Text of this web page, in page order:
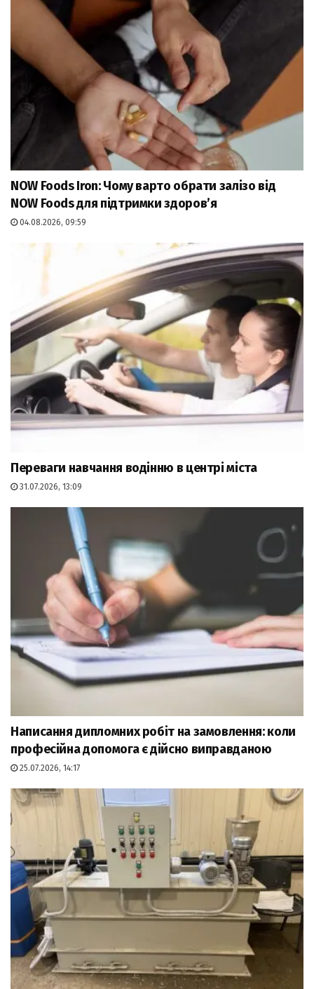
NOW Foods Iron: Чому варто обрати залізо від
NOW Foods для підтримки здоров’я
04.08.2026, 09:59
Переваги навчання водінню в центрі міста
31.07.2026, 13:09
Написання дипломних робіт на замовлення: коли
професійна допомога є дійсно виправданою
25.07.2026, 14:17